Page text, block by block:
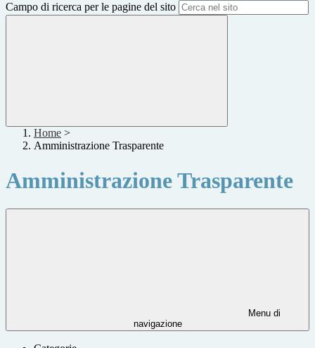
Campo di ricerca per le pagine del sito
Home >
Amministrazione Trasparente
Amministrazione Trasparente
Menu di
navigazione